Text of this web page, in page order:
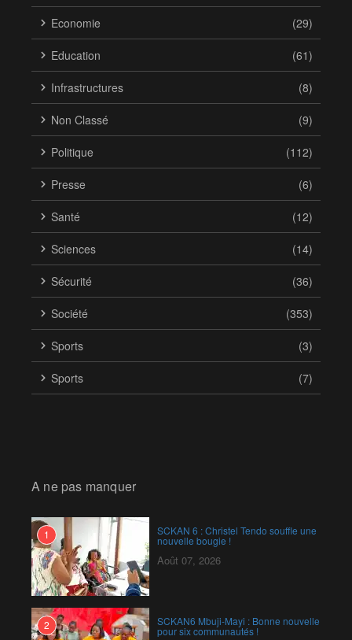
Economie (29)
Education (61)
Infrastructures (8)
Non Classé (9)
Politique (112)
Presse (6)
Santé (12)
Sciences (14)
Sécurité (36)
Société (353)
Sports (3)
Sports (7)
A ne pas manquer
1 SCKAN 6 : Christel Tendo souffle une
nouvelle bougie !
Août 07, 2026
2 SCKAN6 Mbuji-Mayi : Bonne nouvelle
pour six communautés !